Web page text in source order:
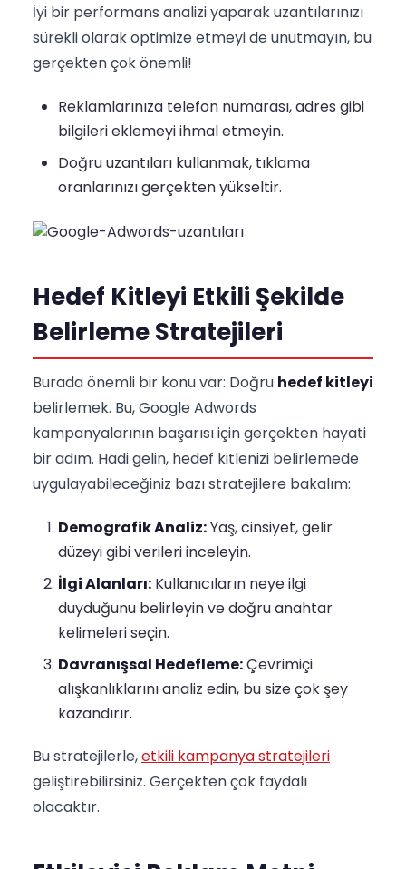
İyi bir performans analizi yaparak uzantılarınızı
sürekli olarak optimize etmeyi de unutmayın, bu
gerçekten çok önemli!
Reklamlarınıza telefon numarası, adres gibi
bilgileri eklemeyi ihmal etmeyin.
Doğru uzantıları kullanmak, tıklama
oranlarınızı gerçekten yükseltir.
Hedef Kitleyi Etkili Şekilde
Belirleme Stratejileri
Burada önemli bir konu var: Doğru hedef kitleyi
belirlemek. Bu, Google Adwords
kampanyalarının başarısı için gerçekten hayati
bir adım. Hadi gelin, hedef kitlenizi belirlemede
uygulayabileceğiniz bazı stratejilere bakalım:
Demografik Analiz:Yaş, cinsiyet, gelir
düzeyi gibi verileri inceleyin.
İlgi Alanları: Kullanıcıların neye ilgi
duyduğunu belirleyin ve doğru anahtar
kelimeleri seçin.
Davranışsal Hedefleme:Çevrimiçi
alışkanlıklarını analiz edin, bu size çok şey
kazandırır.
Bu stratejilerle,etkili kampanya stratejileri
geliştirebilirsiniz. Gerçekten çok faydalı
olacaktır.